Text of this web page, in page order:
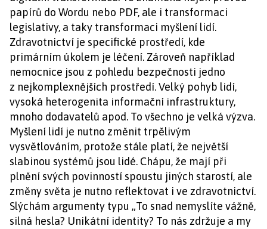
papírů do Wordu nebo PDF, ale i transformaci
legislativy, a taky transformaci myšlení lidí.
Zdravotnictví je specifické prostředí, kde
primárním úkolem je léčení. Zároveň například
nemocnice jsou z pohledu bezpečnosti jedno
z nejkomplexnějších prostředí. Velký pohyb lidí,
vysoká heterogenita informační infrastruktury,
mnoho dodavatelů apod. To všechno je velká výzva.
Myšlení lidí je nutno změnit trpělivým
vysvětlováním, protože stále platí, že největší
slabinou systémů jsou lidé. Chápu, že mají při
plnění svých povinností spoustu jiných starostí, ale
změny světa je nutno reflektovat i ve zdravotnictví.
Slýchám argumenty typu „To snad nemyslíte vážně,
silná hesla? Unikátní identity? To nás zdržuje a my